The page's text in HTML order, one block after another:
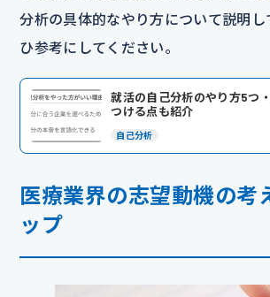
分析の具体的なやり方について説明し
ひ参考にしてください。
就活の自己分析のやり方5つ
つける点も紹介
自己分析
医療業界の志望動機の考
ップ